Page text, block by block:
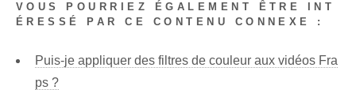
VOUS POURRIEZ ÉGALEMENT ÊTRE INT
ÉRESSÉ PAR CE CONTENU CONNEXE :
Puis-je appliquer des filtres de couleur aux vidéos Fra
ps ?